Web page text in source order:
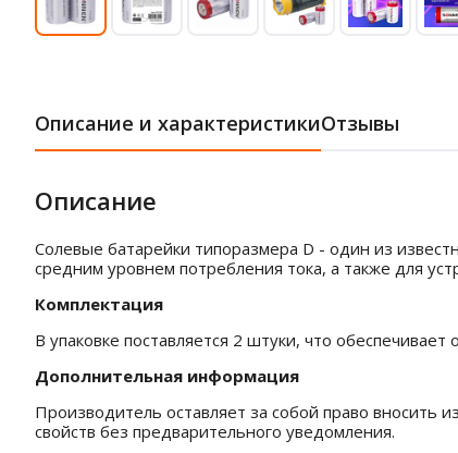
Описание и характеристикиОтзывы
Описание
Солевые батарейки типоразмера D - один из
средним уровнем потребления тока, а также для
Комплектация
В упаковке поставляется 2 штуки, что
Дополнительная информация
Производитель оставляет за собой право вносить
свойств без предварительного уведомления.